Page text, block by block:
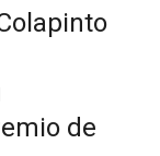
de